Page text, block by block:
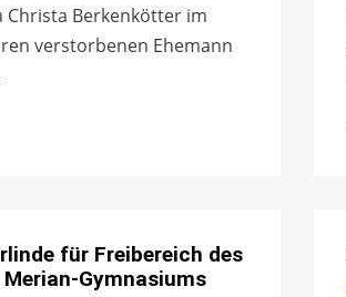
Christa Berkenkötter im
verstorbenen Ehemann
für Freibereich des
Gymnasiums